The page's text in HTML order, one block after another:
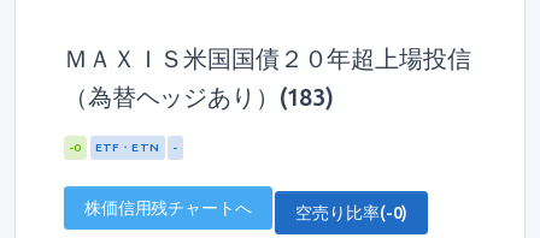
ＭＡＸＩＳ米国国債２０年超上場投信
（為替ヘッジあり）(183)
-0 ETF・ETN -
株価信用残チャートへ 空売り比率(-0)